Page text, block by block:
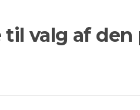
valg af